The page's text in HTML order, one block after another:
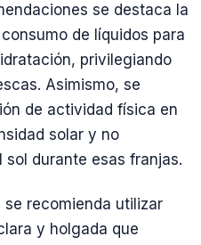
se destaca la
de líquidos para
privilegiando
Asimismo, se
de actividad física en
solar y no
durante esas franjas.
se recomienda utilizar
y holgada que